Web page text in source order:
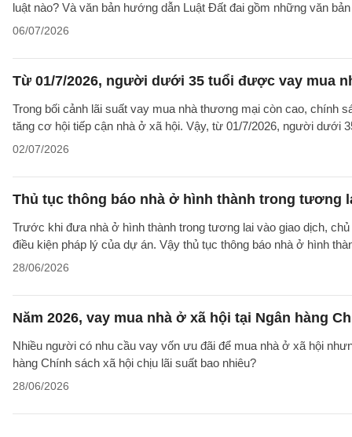
luật nào? Và văn bản hướng dẫn Luật Đất đai gồm những văn
06/07/2026
Từ 01/7/2026, người dưới 35 tuổi được vay mua
Trong bối cảnh lãi suất vay mua nhà thương mại còn cao, chính
tăng cơ hội tiếp cận nhà ở xã hội. Vậy, từ 01/7/2026, người dưới
02/07/2026
Thủ tục thông báo nhà ở hình thành trong tương
Trước khi đưa nhà ở hình thành trong tương lai vào giao dịch,
điều kiện pháp lý của dự án. Vậy thủ tục thông báo nhà ở hình
28/06/2026
Năm 2026, vay mua nhà ở xã hội tại Ngân hàng
Nhiều người có nhu cầu vay vốn ưu đãi để mua nhà ở xã hội
hàng Chính sách xã hội chịu lãi suất bao nhiêu?
28/06/2026